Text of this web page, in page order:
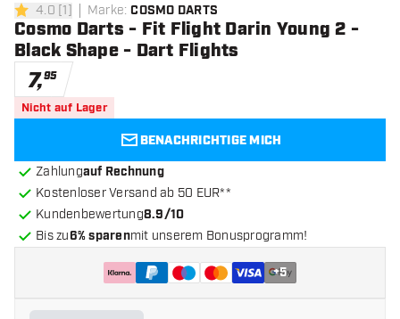
4 Bewertungssterne
4.0 [1] Marke: COSMO DARTS
Cosmo Darts - Fit Flight Darin Young 2 -
Black Shape - Dart Flights
7,95
Nicht auf Lager
BENACHRICHTIGE MICH
Zahlungauf Rechnung
Kostenloser Versand ab 50 EUR**
Kundenbewertung8.9/10
Bis zu6% sparenmit unserem Bonusprogramm!
+5